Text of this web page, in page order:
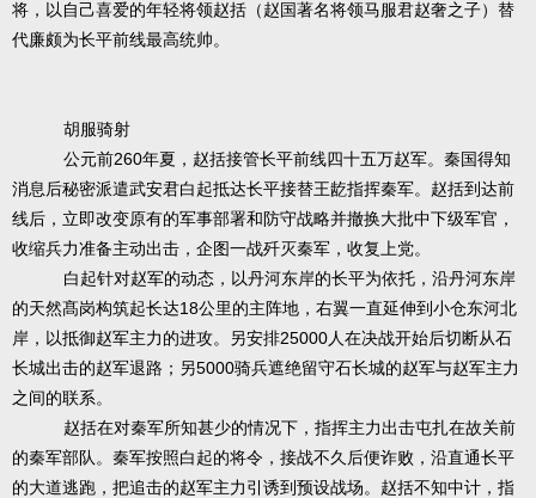
将，以自己喜爱的年轻将领赵括（赵国著名将领马服君赵奢之子）替
代廉颇为长平前线最高统帅。
胡服骑射
公元前260年夏，赵括接管长平前线四十五万赵军。秦国得知
消息后秘密派遣武安君白起抵达长平接替王龁指挥秦军。赵括到达前
线后，立即改变原有的军事部署和防守战略并撤换大批中下级军官，
收缩兵力准备主动出击，企图一战歼灭秦军，收复上党。
白起针对赵军的动态，以丹河东岸的长平为依托，沿丹河东岸
的天然髙岗构筑起长达18公里的主阵地，右翼一直延伸到小仓东河北
岸，以抵御赵军主力的进攻。另安排25000人在决战开始后切断从石
长城出击的赵军退路；另5000骑兵遮绝留守石长城的赵军与赵军主力
之间的联系。
赵括在对秦军所知甚少的情况下，指挥主力出击屯扎在故关前
的秦军部队。秦军按照白起的将令，接战不久后便诈败，沿直通长平
的大道逃跑，把追击的赵军主力引诱到预设战场。赵括不知中计，指